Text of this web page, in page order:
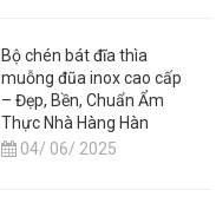
Bộ chén bát đĩa thìa
muỗng đũa inox cao cấp
– Đẹp, Bền, Chuẩn Ẩm
Thực Nhà Hàng Hàn
04/ 06/ 2025